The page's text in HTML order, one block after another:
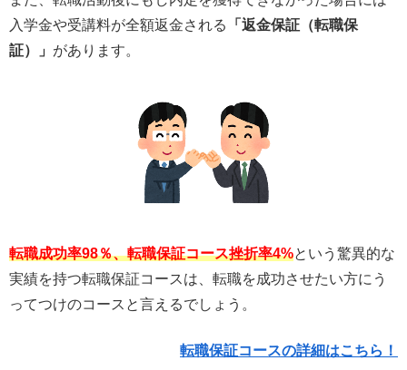
入学金や受講料が全額返金される
「返金保証（転職保
証）」 があります。
転職成功率98％、転職保証コース挫折率4%という驚異的な
実績を持つ転職保証コースは、転職を成功させたい方にう
ってつけのコースと言えるでしょう。
転職保証コースの詳細はこちら！